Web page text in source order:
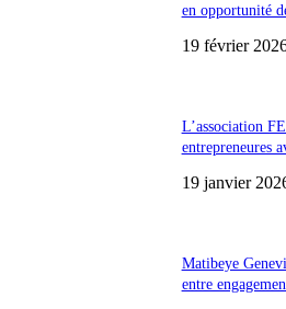
en opportunité
19 février
L’association
entrepreneures
19 janvier
Matibeye
entre